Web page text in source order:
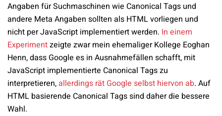
Angaben für Suchmaschinen wie Canonical Tags und
andere Meta Angaben sollten als HTML vorliegen und
nicht per JavaScript implementiert werden. In einem
Experimentzeigte zwar mein ehemaliger Kollege Eoghan
Henn, dass Google es in Ausnahmefällen schafft, mit
JavaScript implementierte Canonical Tags zu
interpretieren, allerdings rät Google selbst hiervon ab. Auf
HTML basierende Canonical Tags sind daher die bessere
Wahl.